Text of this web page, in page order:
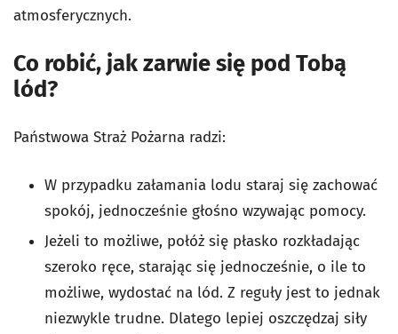
atmosferycznych.
Co robić, jak zarwie się pod Tobą
lód?
Państwowa Straż Pożarna radzi:
W przypadku załamania lodu staraj się zachować
spokój, jednocześnie głośno wzywając pomocy.
Jeżeli to możliwe, połóż się płasko rozkładając
szeroko ręce, starając się jednocześnie, o ile to
możliwe, wydostać na lód. Z reguły jest to jednak
niezwykle trudne. Dlatego lepiej oszczędzaj siły